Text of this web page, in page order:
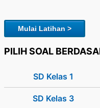
Mulai Latihan >
PILIH SOAL
SD Kelas 1
SD Kelas 3